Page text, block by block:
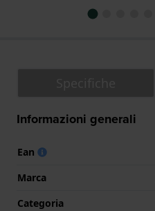
Informazioni generali
Ean
Marca
Categoria